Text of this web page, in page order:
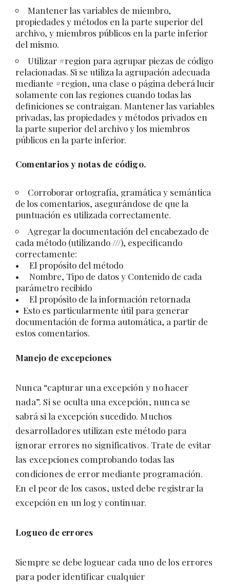
Mantener las variables de miembro,
propiedades y métodos en la parte superior del
archivo, y miembros públicos en la parte inferior
del mismo.
Utilizar #region para agrupar piezas de código
relacionadas. Si se utiliza la agrupación adecuada
mediante #region, una clase o página deberá lucir
solamente con las regiones cuando todas las
definiciones se contraigan. Mantener las variables
privadas, las propiedades y métodos privados en
la parte superior del archivo y los miembros
públicos en la parte inferior.
Comentarios y notas de código.
Corroborar ortografía, gramática y semántica
de los comentarios, asegurándose de que la
puntuación es utilizada correctamente.
Agregar la documentación del encabezado de
cada método (utilizando ///), especificando
correctamente:
• El propósito del método
• Nombre, Tipo de datos y Contenido de cada
parámetro recibido
• El propósito de la información retornada
• Esto es particularmente útil para generar
documentación de forma automática, a partir de
estos comentarios.
Manejo de excepciones
Nunca “capturar una excepción y no hacer
nada”. Si se oculta una excepción, nunca se
sabrá si la excepción sucedido. Muchos
desarrolladores utilizan este método para
ignorar errores no significativos. Trate de evitar
las excepciones comprobando todas las
condiciones de error mediante programación.
En el peor de los casos, usted debe registrar la
excepción en un log y continuar.
Logueo de errores
Siempre se debe loguear cada uno de los errores
para poder identificar cualquier